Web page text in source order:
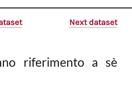
Next dataset
riferimento a sè